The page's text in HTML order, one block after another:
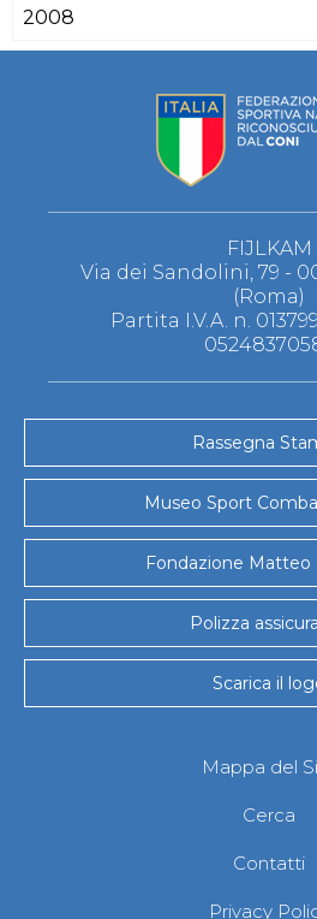
2008
FIJLKAM
Via dei Sandolini, 79 -
(Roma)
Partita I.V.A. n.
Rassegna
Museo Sport
Fondazione Matteo
Polizza
Scarica il
Mappa del
Cerca
Contatti
Privacy